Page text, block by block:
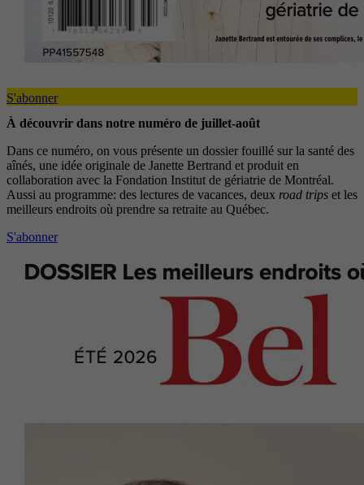
S'abonner
À découvrir dans notre numéro de juillet-août
Dans ce numéro, on vous présente un dossier fouillé sur la santé des
aînés, une idée originale de Janette Bertrand et produit en
collaboration avec la Fondation Institut de gériatrie de Montréal.
Aussi au programme: des lectures de vacances, deux road trips et les
meilleurs endroits où prendre sa retraite au Québec.
S'abonner